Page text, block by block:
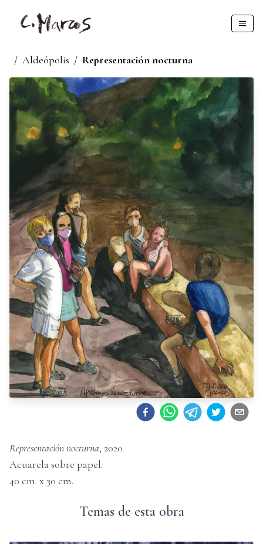
/ Aldeópolis / Representación nocturna
Representación nocturna, 2020
Acuarela sobre papel.
40 cm. x 30 cm.
Temas de esta obra